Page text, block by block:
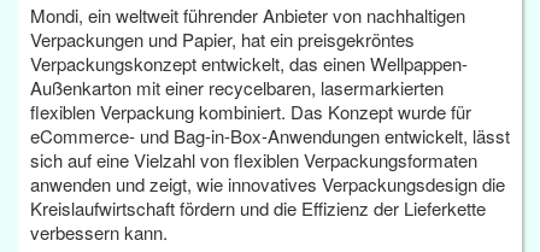
Mondi, ein weltweit führender Anbieter von nachhaltigen
Verpackungen und Papier, hat ein preisgekröntes
Verpackungskonzept entwickelt, das einen Wellpappen-
Außenkarton mit einer recycelbaren, lasermarkierten
flexiblen Verpackung kombiniert. Das Konzept wurde für
eCommerce- und Bag-in-Box-Anwendungen entwickelt, lässt
sich auf eine Vielzahl von flexiblen Verpackungsformaten
anwenden und zeigt, wie innovatives Verpackungsdesign die
Kreislaufwirtschaft fördern und die Effizienz der Lieferkette
verbessern kann.